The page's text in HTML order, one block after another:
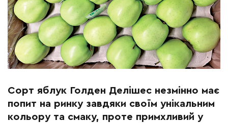
Сорт яблук Голден Делішес незмінно має
попит на ринку завдяки своїм унікальним
кольору та смаку, проте примхливий у